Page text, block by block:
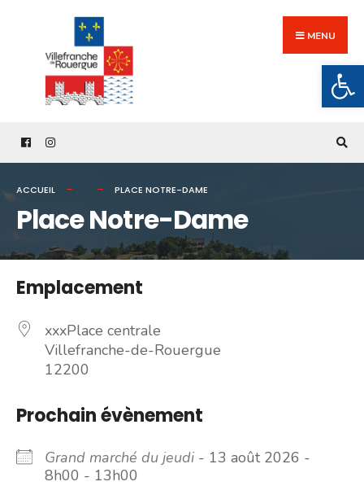
content
MENU
ACCUEIL PLACE NOTRE-DAME
Place Notre-Dame
Emplacement
xxxPlace centrale
Villefranche-de-Rouergue
12200
Prochain évènement
Grand marché du jeudi - 13 août 2026 -
8h00 - 13h00